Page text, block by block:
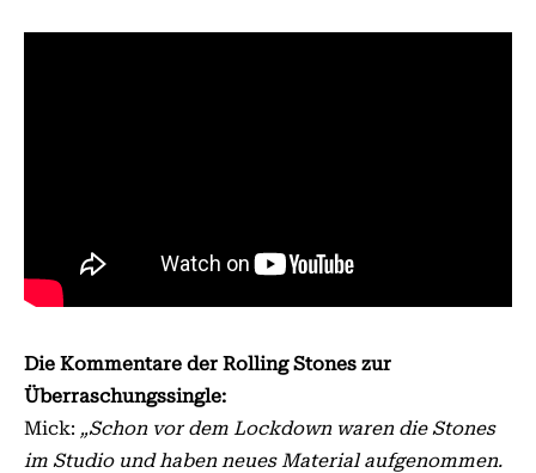
Die Kommentare der Rolling Stones zur
Überraschungssingle:
Mick: „Schon vor dem Lockdown waren die Stones
im Studio und haben neues Material aufgenommen.